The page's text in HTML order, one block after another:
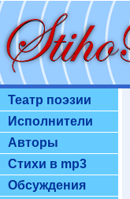
Театр поэзии
Исполнители
Авторы
Стихи в mp3
Обсуждения